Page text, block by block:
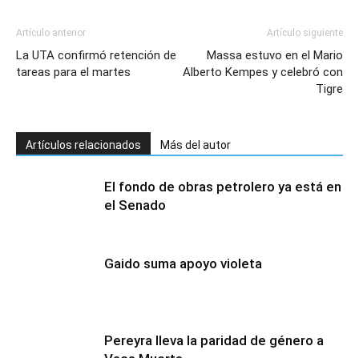
Artículo anterior
La UTA confirmó retención de
tareas para el martes
Artículo siguiente
Massa estuvo en el Mario
Alberto Kempes y celebró con
Tigre
Artículos relacionados Más del autor
El fondo de obras petrolero ya está en
el Senado
Gaido suma apoyo violeta
Pereyra lleva la paridad de género a